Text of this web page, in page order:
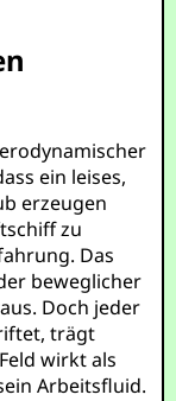
ein leises,
erzeugen
zu
Das
beweglicher
Doch jeder
trägt
wirkt als
Arbeitsfluid.